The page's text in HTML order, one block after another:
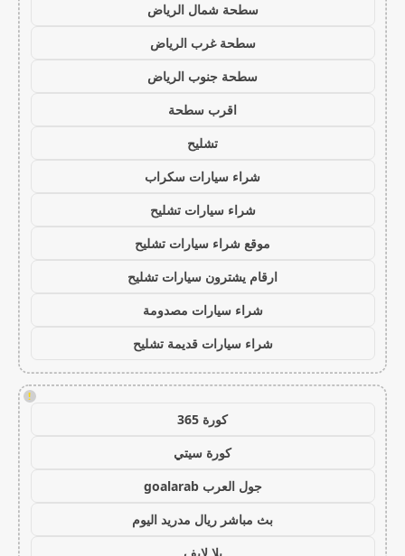
سطحة شمال الرياض
سطحة غرب الرياض
سطحة جنوب الرياض
اقرب سطحة
تشليح
شراء سيارات سكراب
شراء سيارات تشليح
موقع شراء سيارات تشليح
ارقام يشترون سيارات تشليح
شراء سيارات مصدومة
شراء سيارات قديمة تشليح
!
كورة 365
كورة سيتي
جول العرب goalarab
بث مباشر ريال مدريد اليوم
يلا لايف